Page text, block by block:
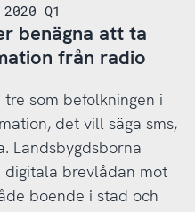
2020 Q1
benägna att ta
från radio
som befolkningen i
det vill säga sms,
Landsbygdsborna
brevlådan mot
boende i stad och